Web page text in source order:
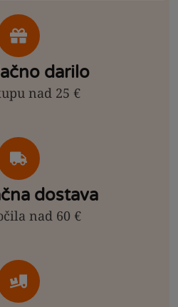
darilo
nad 25 €
dostava
nad 60 €